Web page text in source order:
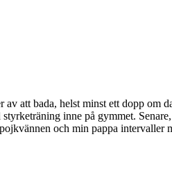
att bada, helst minst ett dopp om
inne på gymmet.
och min pappa